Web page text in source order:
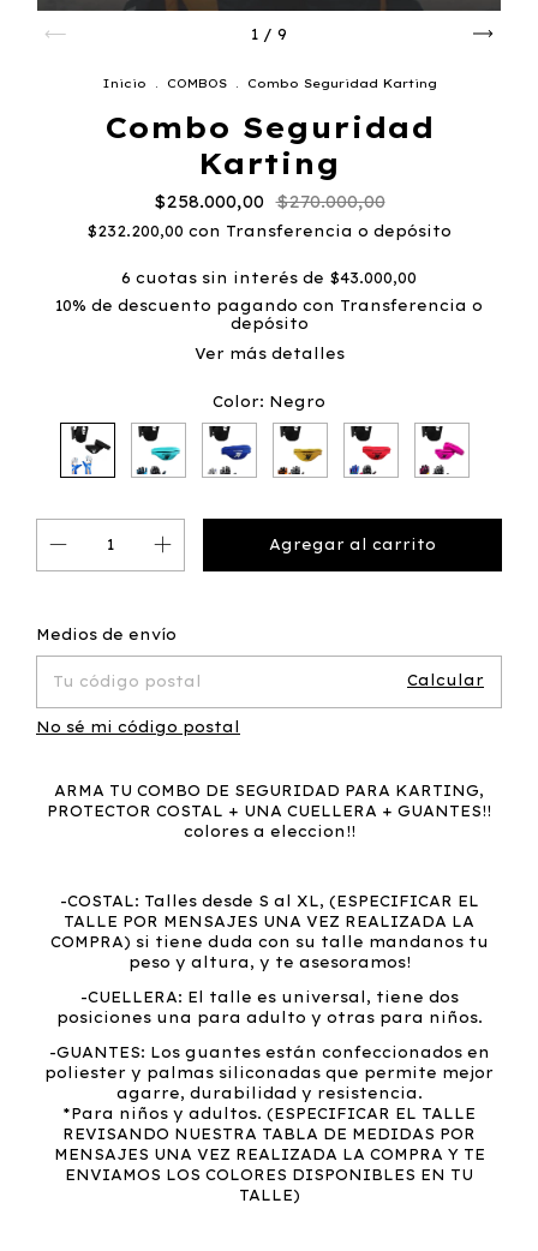
1 / 9
Inicio . COMBOS . Combo Seguridad Karting
Combo Seguridad
Karting
$258.000,00 $270.000,00
$232.200,00 con Transferencia o depósito
6 cuotas sin interés de $43.000,00
10% de descuento pagando con Transferencia o
depósito
Ver más detalles
Color: Negro
Entregas para el CP:
Medios de envío
Calcular
No sé mi código postal
ARMA TU COMBO DE SEGURIDAD PARA KARTING,
PROTECTOR COSTAL + UNA CUELLERA + GUANTES!!
colores a eleccion!!
-COSTAL: Talles desde S al XL, (ESPECIFICAR EL
TALLE POR MENSAJES UNA VEZ REALIZADA LA
COMPRA) si tiene duda con su talle mandanos tu
peso y altura, y te asesoramos!
-CUELLERA: El talle es universal, tiene dos
posiciones una para adulto y otras para niños.
-GUANTES: Los guantes están confeccionados en
poliester y palmas siliconadas que permite mejor
agarre, durabilidad y resistencia.
*Para niños y adultos. (ESPECIFICAR EL TALLE
REVISANDO NUESTRA TABLA DE MEDIDAS POR
MENSAJES UNA VEZ REALIZADA LA COMPRA Y TE
ENVIAMOS LOS COLORES DISPONIBLES EN TU
TALLE)